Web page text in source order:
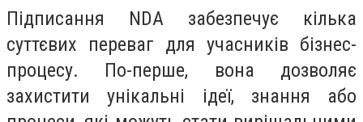
Підписання NDA забезпечує кілька
суттєвих переваг для учасників бізнес-
процесу. По-перше, вона дозволяє
захистити унікальні ідеї, знання або